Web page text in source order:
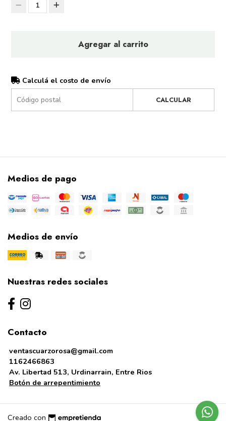
1
Agregar al carrito
Calculá el costo de envío
CALCULAR
Medios de pago
Medios de envío
Nuestras redes sociales
Contacto
ventascuarzorosa@gmail.com
1162466863
Av. Libertad 513, Urdinarrain, Entre Rios
Botón de arrepentimiento
Creado con